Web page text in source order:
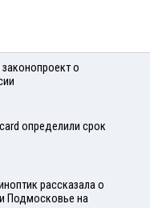
о
определили срок
рассказала о
Подмосковье на